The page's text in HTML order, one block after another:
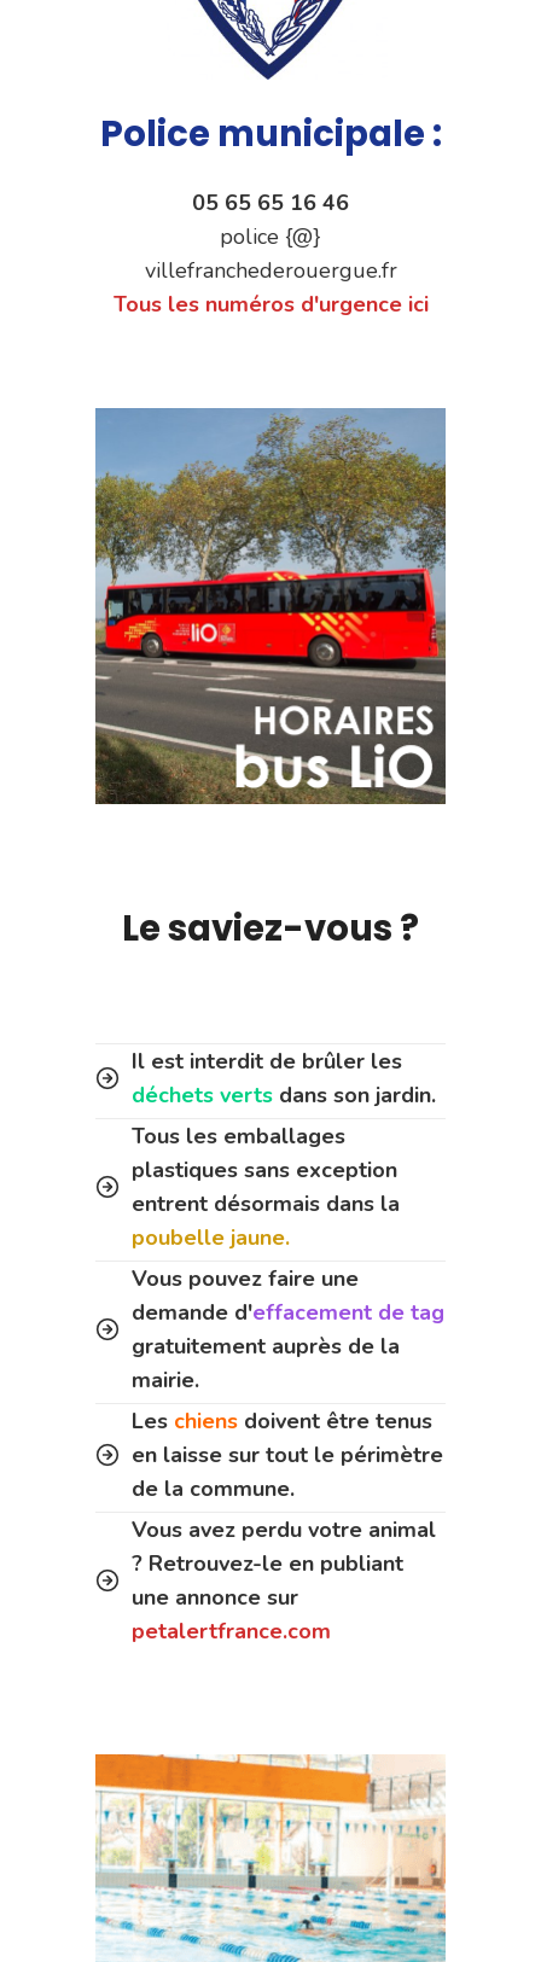
Police municipale :
05 65 65 16 46
police {@}
villefranchederouergue.fr
Tous les numéros d'urgence ici
Le saviez-vous ?
Il est interdit de brûler les
déchets verts dans son jardin.
Tous les emballages
plastiques sans exception
entrent désormais dans la
poubelle jaune.
Vous pouvez faire une
demande d'effacement de tag
gratuitement auprès de la
mairie.
Les chiens doivent être tenus
en laisse sur tout le périmètre
de la commune.
Vous avez perdu votre animal
? Retrouvez-le en publiant
une annonce sur
petalertfrance.com